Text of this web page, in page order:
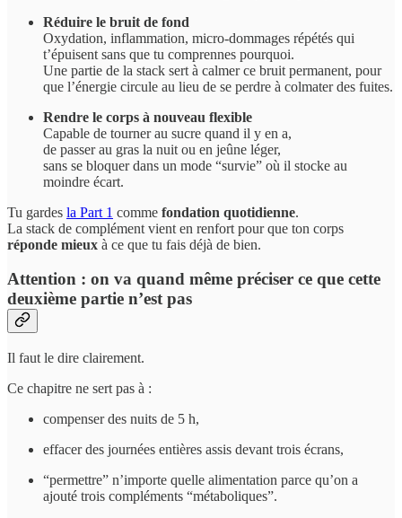
Réduire le bruit de fond
Oxydation, inflammation, micro-dommages répétés qui
t’épuisent sans que tu comprennes pourquoi.
Une partie de la stack sert à calmer ce bruit permanent, pour
que l’énergie circule au lieu de se perdre à colmater des fuites.
Rendre le corps à nouveau flexible
Capable de tourner au sucre quand il y en a,
de passer au gras la nuit ou en jeûne léger,
sans se bloquer dans un mode “survie” où il stocke au
moindre écart.
Tu gardes la Part 1 comme fondation quotidienne.
La stack de complément vient en renfort pour que ton corps
réponde mieux à ce que tu fais déjà de bien.
Attention : on va quand même préciser ce que cette
deuxième partie n’est pas
Il faut le dire clairement.
Ce chapitre ne sert pas à :
compenser des nuits de 5 h,
effacer des journées entières assis devant trois écrans,
“permettre” n’importe quelle alimentation parce qu’on a
ajouté trois compléments “métaboliques”.